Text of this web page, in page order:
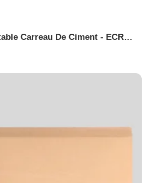
PLINTHE, Véritable Carreau De Ciment - ECRU 06